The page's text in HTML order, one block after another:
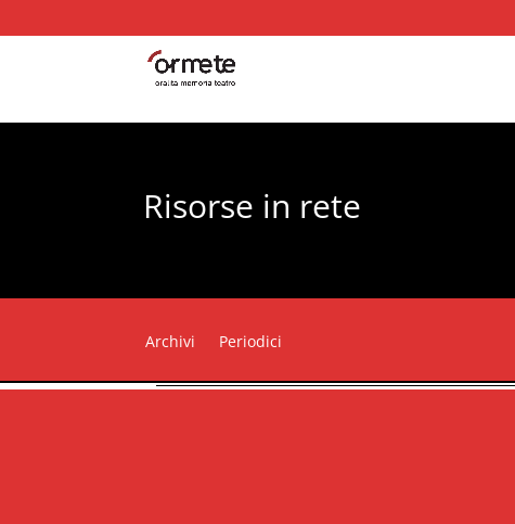
Risorse in rete
Archivi Periodici